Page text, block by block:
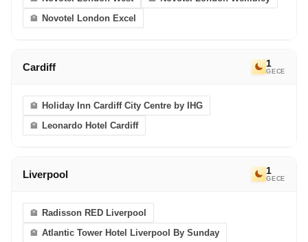
eriyor. Bir sonraki Avrupa Rüyası’nda görüşmek
dileğiyle!
Novotel London Excel
Cardiff 1
GECE
Holiday Inn Cardiff City Centre by IHG
Leonardo Hotel Cardiff
Liverpool 1
GECE
Radisson RED Liverpool
Atlantic Tower Hotel Liverpool By Sunday